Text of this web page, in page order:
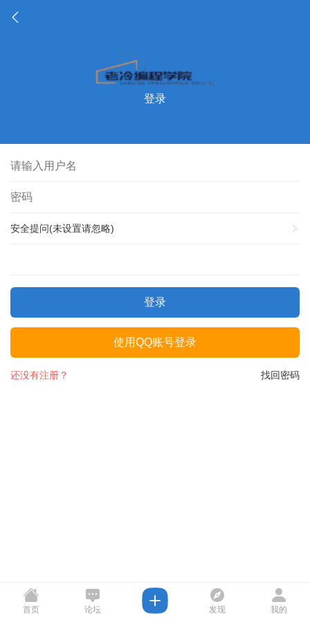
登录
安全提问(未设置请忽略)
登录
使用QQ账号登录
找回密码
还没有注册？
首页 论坛 发现 我的